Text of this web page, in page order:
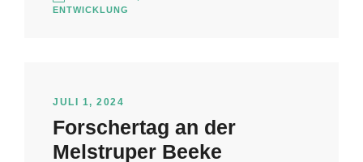
ENTWICKLUNG
JULI 1, 2024
Forschertag an der
Melstruper Beeke